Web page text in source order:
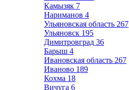
Камызяк 7
Нариманов 4
Ульяновская область 267
Ульяновск 195
Димитровград 36
Барыш 4
Ивановская область 267
Иваново 189
Кохма 18
Вичуга 6